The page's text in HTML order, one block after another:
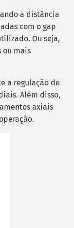
a distância
com o gap
Ou seja,
ou mais
a regulação de
Além disso,
axiais